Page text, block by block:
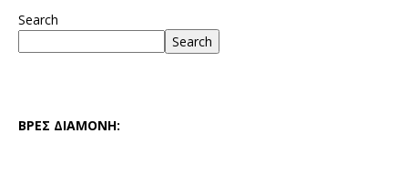
Search
Search
ΒΡΕΣ ΔΙΑΜΟΝΗ: